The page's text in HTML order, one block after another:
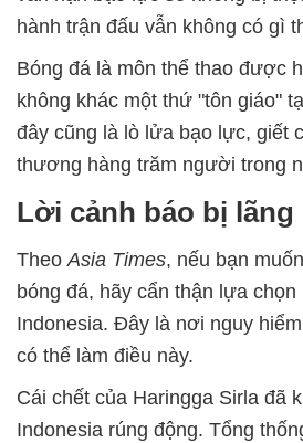
hành trận đấu vẫn không có gì
Bóng đá là môn thể thao được
không khác một thứ "tôn giáo"
đây cũng là lò lửa bạo lực, giết
thương hàng trăm người trong
Lời cảnh báo bị lãng
TheoAsia Times, nếu bạn
bóng đá, hãy cẩn thận lựa chọn
Indonesia. Đây là nơi nguy
có thể làm điều này.
Cái chết của Haringga Sirla đã
Indonesia rúng động. Tổng